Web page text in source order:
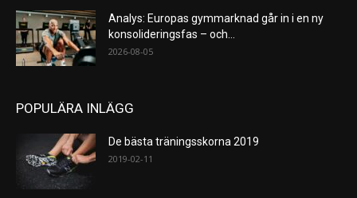
Analys: Europas gymmarknad går in i en ny
konsolideringsfas – och...
2026-08-05
POPULÄRA INLÄGG
De bästa träningsskorna 2019
2019-02-11